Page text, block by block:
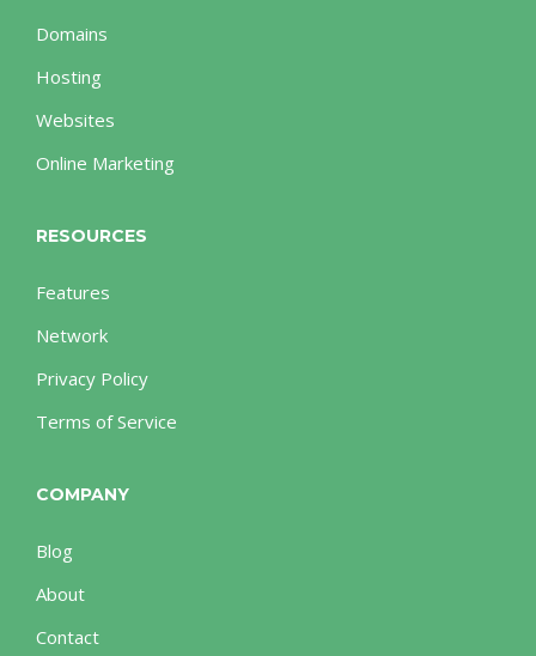
Domains
Hosting
Websites
Online Marketing
RESOURCES
Features
Network
Privacy Policy
Terms of Service
COMPANY
Blog
About
Contact